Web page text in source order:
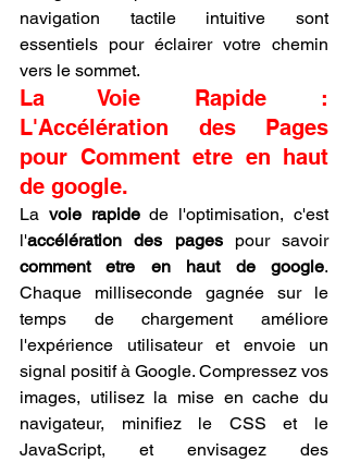
navigation tactile intuitive sont
essentiels pour éclairer votre chemin
vers le sommet.
La Voie Rapide :
L'Accélération des Pages
pour Comment etre en haut
de google.
La voie rapide de l'optimisation, c'est
l'accélération des pages
pour savoir
comment etre en haut de google.
Chaque milliseconde gagnée sur le
temps de chargement améliore
l'expérience utilisateur et envoie un
signal positif à Google. Compressez vos
images, utilisez la mise en cache du
navigateur, minifiez le CSS et le
JavaScript, et envisagez des